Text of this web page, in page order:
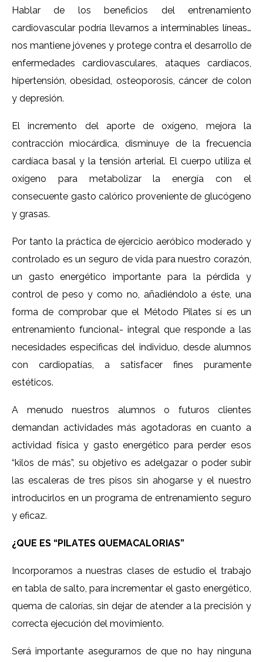
Hablar de los beneficios del entrenamiento
cardiovascular podría llevarnos a interminables líneas…
nos mantiene jóvenes y protege contra el desarrollo de
enfermedades cardiovasculares, ataques cardíacos,
hipertensión, obesidad, osteoporosis, cáncer de colon
y depresión.
El incremento del aporte de oxígeno, mejora la
contracción miocárdica, disminuye de la frecuencia
cardíaca basal y la tensión arterial. El cuerpo utiliza el
oxígeno para metabolizar la energía con el
consecuente gasto calórico proveniente de glucógeno
y grasas.
Por tanto la práctica de ejercicio aeróbico moderado y
controlado es un seguro de vida para nuestro corazón,
un gasto energético importante para la pérdida y
control de peso y como no, añadiéndolo a éste, una
forma de comprobar que el Método Pilates sí es un
entrenamiento funcional- integral que responde a las
necesidades especificas del individuo, desde alumnos
con cardiopatías, a satisfacer fines puramente
estéticos.
A menudo nuestros alumnos o futuros clientes
demandan actividades más agotadoras en cuanto a
actividad física y gasto energético para perder esos
“kilos de más”, su objetivo es adelgazar o poder subir
las escaleras de tres pisos sin ahogarse y el nuestro
introducirlos en un programa de entrenamiento seguro
y eficaz.
¿QUE ES “PILATES QUEMACALORIAS”
Incorporamos a nuestras clases de estudio el trabajo
en tabla de salto, para incrementar el gasto energético,
quema de calorías, sin dejar de atender a la precisión y
correcta ejecución del movimiento.
Será importante asegurarnos de que no hay ninguna